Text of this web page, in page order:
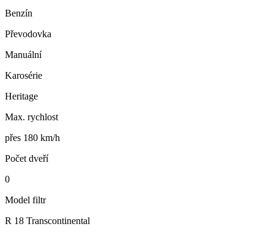
Benzín
Převodovka
Manuální
Karosérie
Heritage
Max. rychlost
přes 180 km/h
Počet dveří
0
Model filtr
R 18 Transcontinental